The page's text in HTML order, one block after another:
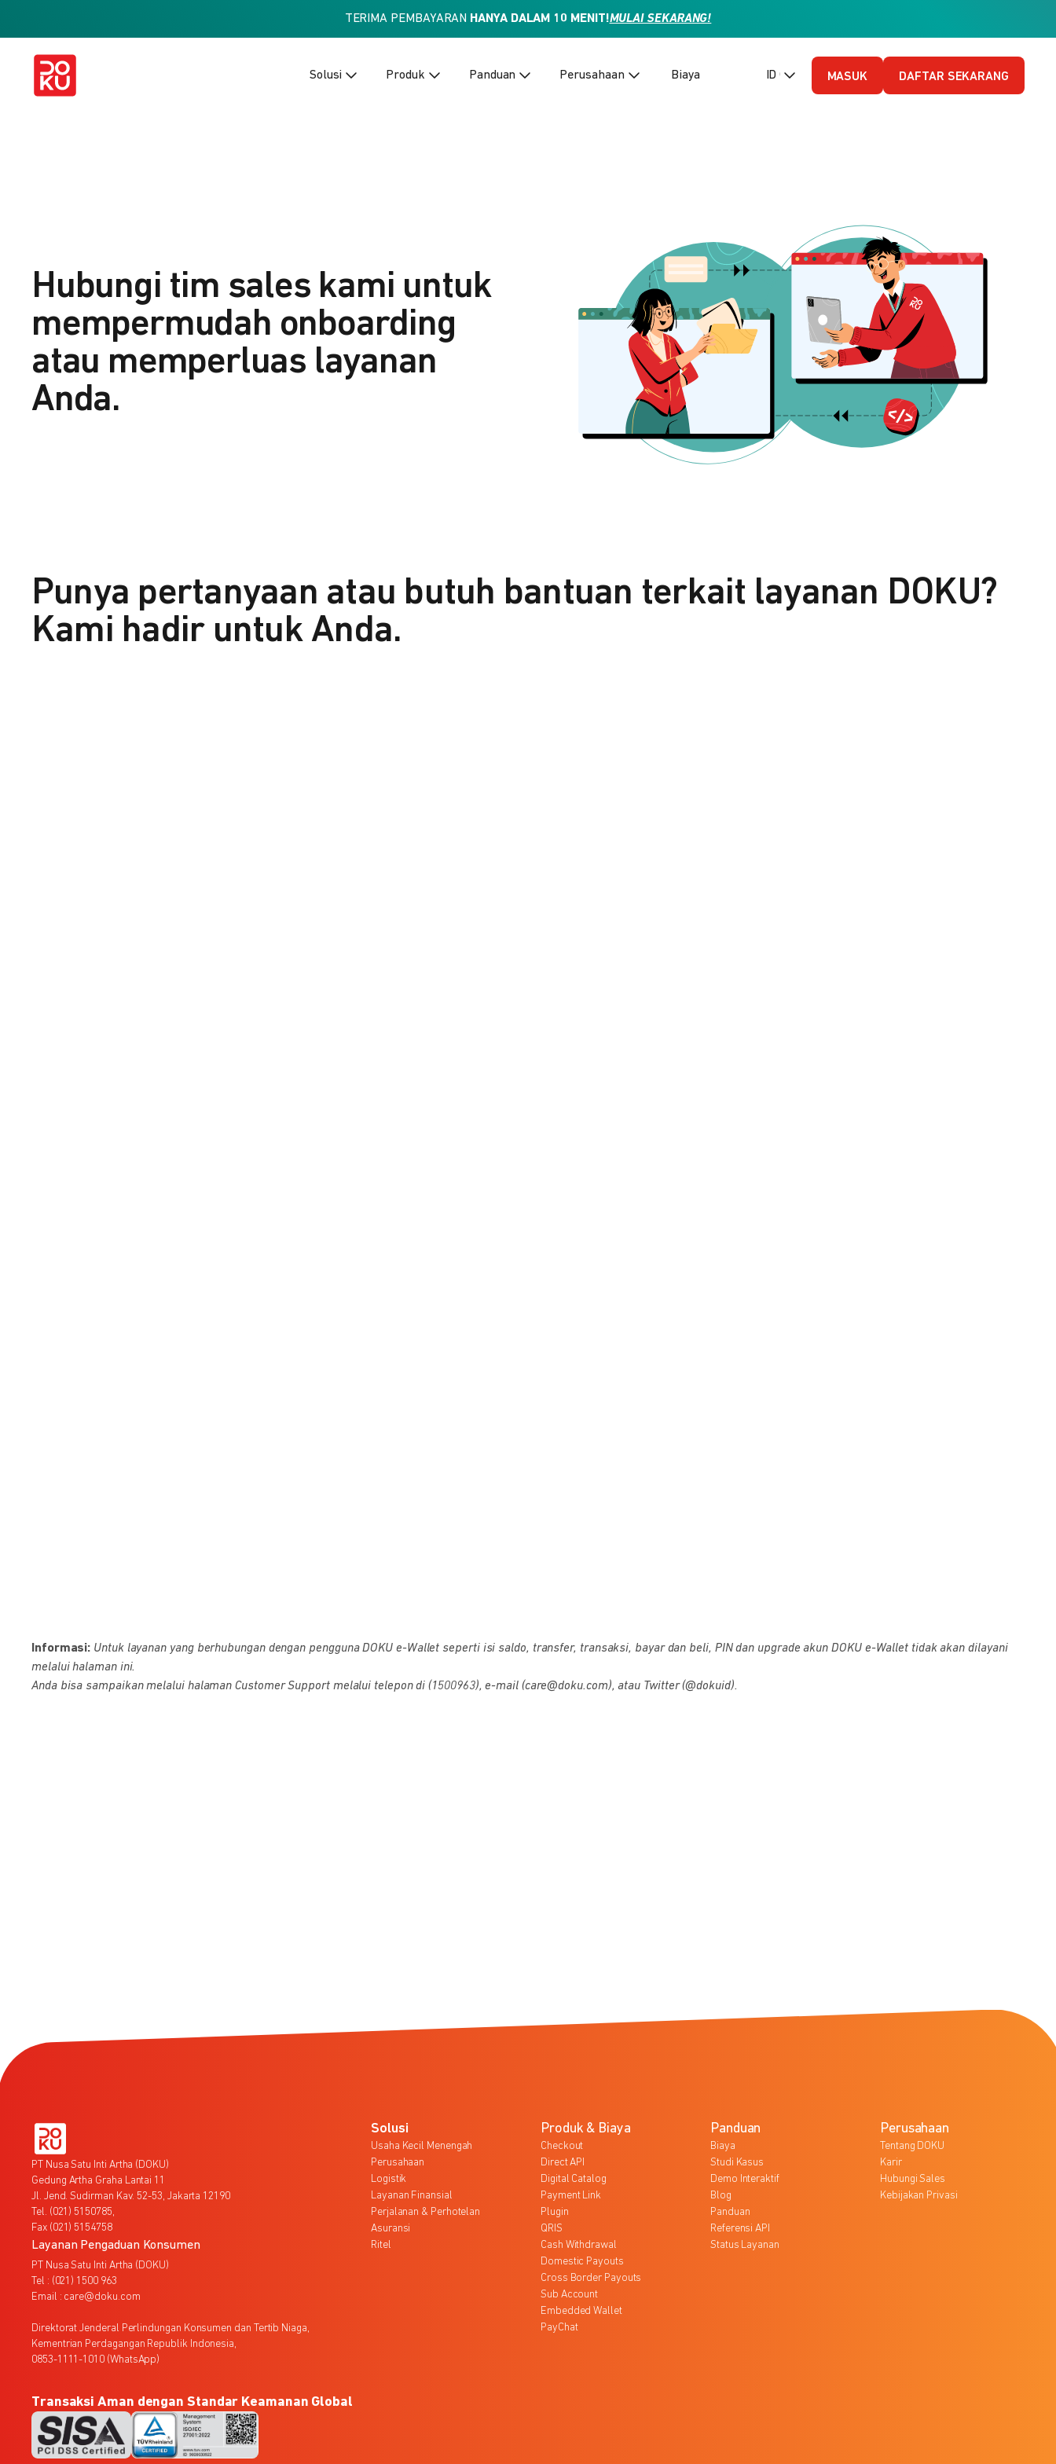
TERIMA PEMBAYARAN HANYA DALAM 10 MENIT!MULAI SEKARANG!
Solusi Produk Panduan Perusahaan Biaya ID (Bahasa Indonesia)
MASUK DAFTAR SEKARANG
Hubungi tim sales kami untuk
mempermudah onboarding
atau memperluas layanan
Anda.
Punya pertanyaan atau butuh bantuan terkait layanan DOKU?
Kami hadir untuk Anda.
Informasi: Untuk layanan yang berhubungan dengan pengguna DOKU e-Wallet seperti isi saldo, transfer, transaksi, bayar dan beli, PIN dan upgrade akun DOKU e-Wallet tidak akan dilayani
melalui halaman ini.
Anda bisa sampaikan melalui halaman Customer Support melalui telepon di (1500963), e-mail (care@doku.com), atau Twitter (@dokuid).
PT Nusa Satu Inti Artha (DOKU)
Gedung Artha Graha Lantai 11
Jl. Jend. Sudirman Kav. 52-53, Jakarta 12190
Tel. (021) 5150785,
Fax (021) 5154758
Layanan Pengaduan Konsumen
PT Nusa Satu Inti Artha (DOKU)
Tel : (021) 1500 963
Email : care@doku.com
Direktorat Jenderal Perlindungan Konsumen dan Tertib Niaga,
Kementrian Perdagangan Republik Indonesia,
0853-1111-1010 (WhatsApp)
Solusi
Usaha Kecil Menengah
Perusahaan
Logistik
Layanan Finansial
Perjalanan & Perhotelan
Asuransi
Ritel
Produk & Biaya
Checkout
Direct API
Digital Catalog
Payment Link
Plugin
QRIS
Cash Withdrawal
Domestic Payouts
Cross Border Payouts
Sub Account
Embedded Wallet
PayChat
Panduan
Biaya
Studi Kasus
Demo Interaktif
Blog
Panduan
Referensi API
Status Layanan
Perusahaan
Tentang DOKU
Karir
Hubungi Sales
Kebijakan Privasi
Transaksi Aman dengan Standar Keamanan Global